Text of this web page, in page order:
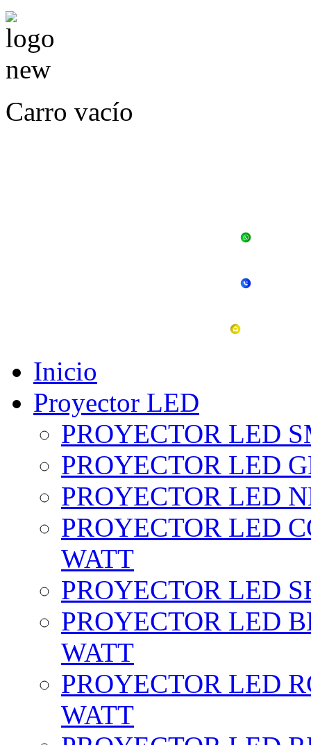
Carro vacío
Inicio
Proyector LED
PROYECTOR LED
PROYECTOR LED
PROYECTOR LED
PROYECTOR LED
WATT
PROYECTOR LED
PROYECTOR LED
WATT
PROYECTOR LED
WATT